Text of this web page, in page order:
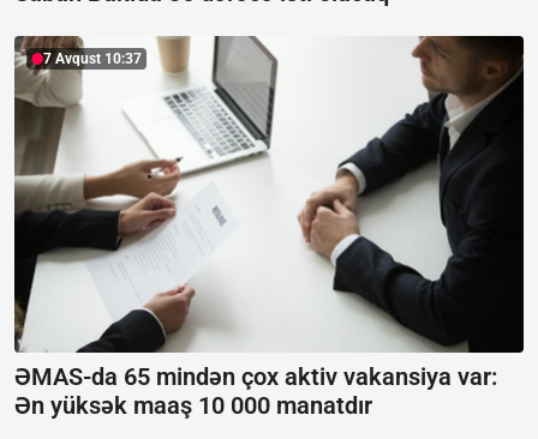
7 Avqust 10:37
ƏMAS-da 65 mindən çox aktiv vakansiya var:
Ən yüksək maaş 10 000 manatdır